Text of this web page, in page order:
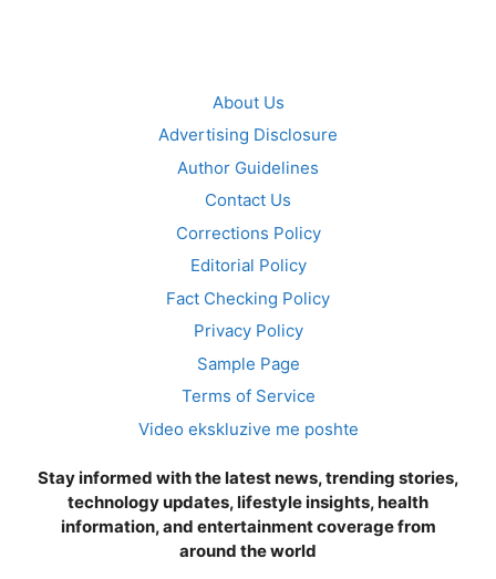
About Us
Advertising Disclosure
Author Guidelines
Contact Us
Corrections Policy
Editorial Policy
Fact Checking Policy
Privacy Policy
Sample Page
Terms of Service
Video ekskluzive me poshte
Stay informed with the latest news, trending stories,
technology updates, lifestyle insights, health
information, and entertainment coverage from
around the world